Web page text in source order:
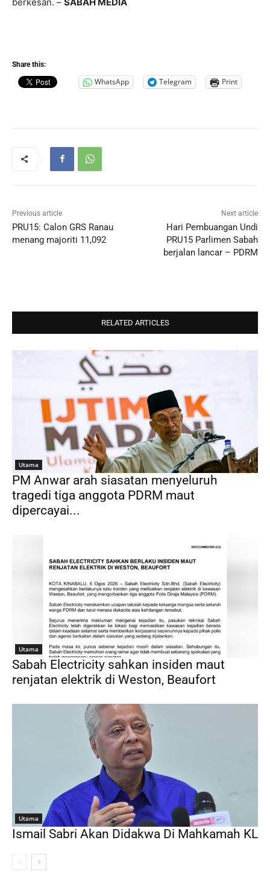
Share this:
WhatsApp Telegram Print
Previous article
PRU15: Calon GRS Ranau
menang majoriti 11,092
Next article
Hari Pembuangan Undi
PRU15 Parlimen Sabah
berjalan lancar – PDRM
RELATED ARTICLES
Utama
PM Anwar arah siasatan menyeluruh
tragedi tiga anggota PDRM maut
dipercayai...
Utama
Sabah Electricity sahkan insiden maut
renjatan elektrik di Weston, Beaufort
Utama
Ismail Sabri Akan Didakwa Di Mahkamah KL